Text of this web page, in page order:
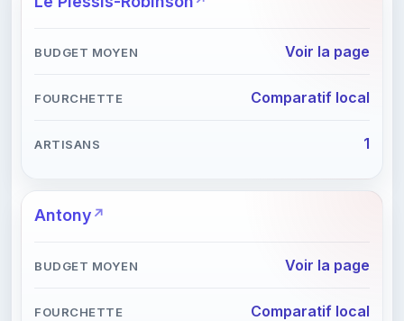
Voir la page
Comparatif local
1
Antony
Voir la page
Comparatif local